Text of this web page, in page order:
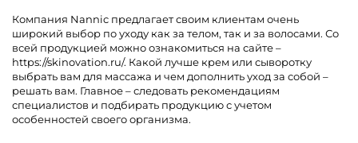
Компания Nannic предлагает своим клиентам очень
широкий выбор по уходу как за телом, так и за волосами. Со
всей продукцией можно ознакомиться на сайте –
https://skinovation.ru/. Какой лучше крем или сыворотку
выбрать вам для массажа и чем дополнить уход за собой –
решать вам. Главное – следовать рекомендациям
специалистов и подбирать продукцию с учетом
особенностей своего организма.